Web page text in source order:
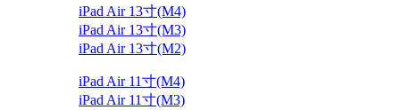
iPad Air 13寸(M4)
iPad Air 13寸(M3)
iPad Air 13寸(M2)
iPad Air 11寸(M4)
iPad Air 11寸(M3)